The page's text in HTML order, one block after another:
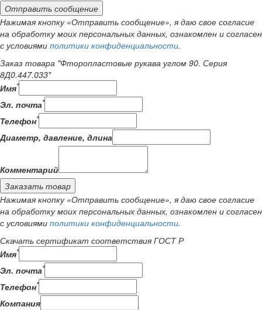
Отправить сообщение
Нажимая кнопку «Отправить сообщение», я даю свое согласие
на обработку моих персональных данных, ознакомлен и согласен
с условиями политики конфиденциальности.
Заказ товара "Фторопластовые рукава углом 90. Серия
8Д0.447.033"
Имя*
Эл. почта*
Телефон*
Диаметр, давление, длина
Комментарий
Заказать товар
Нажимая кнопку «Отправить сообщение», я даю свое согласие
на обработку моих персональных данных, ознакомлен и согласен
с условиями политики конфиденциальности.
Скачать сертификат соответствия ГОСТ Р
Имя*
Эл. почта*
Телефон*
Компания